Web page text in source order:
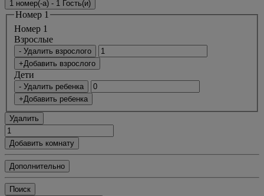
1 номер(-а) - 1 Гость(и)
Номер 1
Номер 1
Bзрослые
- Удалить взрослого
+Добавить взрослого
Дети
- Удалить ребенка
+Добавить ребенка
Удалить
Добавить комнату
Дополнительно
Поиск